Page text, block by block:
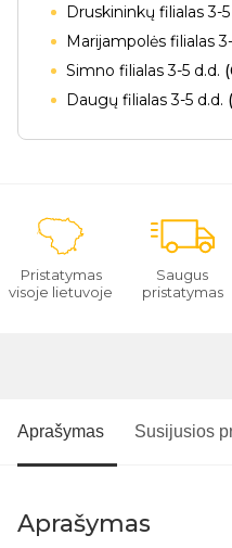
Druskininkų filialas 3-5
Marijampolės filialas
Simno filialas 3-5 d.d.
Daugų filialas 3-5 d.d.
Pristatymas
visoje lietuvoje
Saugus
pristatymas
Aprašymas Susijusios
Aprašymas